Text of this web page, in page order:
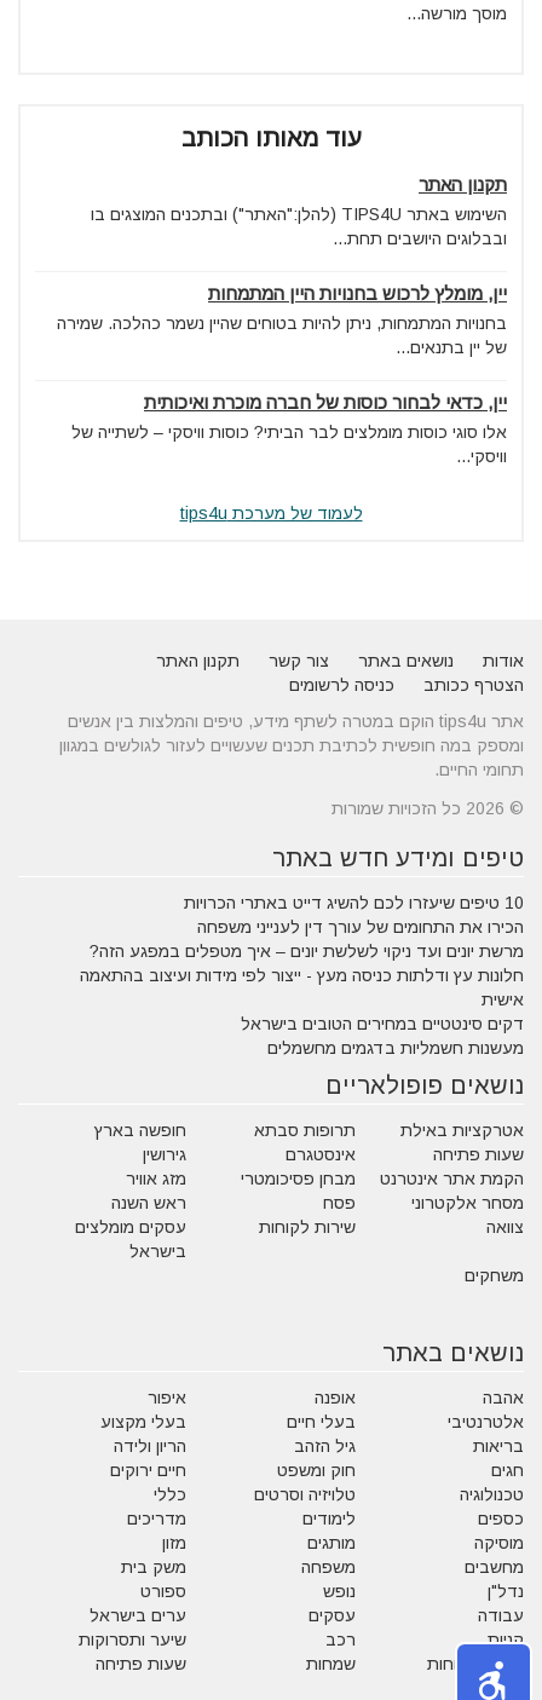
מוסך מורשה...
עוד מאותו הכותב
תקנון האתר
השימוש באתר TIPS4U (להלן:"האתר") ובתכנים המוצגים בו
ובבלוגים היושבים תחת...
יין, מומלץ לרכוש בחנויות היין המתמחות
בחנויות המתמחות, ניתן להיות בטוחים שהיין נשמר כהלכה. שמירה
של יין בתנאים...
יין, כדאי לבחור כוסות של חברה מוכרת ואיכותית
אלו סוגי כוסות מומלצים לבר הביתי? כוסות וויסקי – לשתייה של
וויסקי...
לעמוד של מערכת tips4u
אודות נושאים באתר צור קשר
תקנון האתר
הצטרף ככותב
כניסה לרשומים
אתר tips4u הוקם במטרה לשתף מידע, טיפים והמלצות בין אנשים
ומספק במה חופשית לכתיבת תכנים שעשויים לעזור לגולשים במגוון
תחומי החיים.
© 2026 כל הזכויות שמורות
טיפים ומידע חדש באתר
10 טיפים שיעזרו לכם להשיג דייט באתרי הכרויות
הכירו את התחומים של עורך דין לענייני משפחה
מרשת יונים ועד ניקוי לשלשת יונים – איך מטפלים במפגע הזה?
חלונות עץ ודלתות כניסה מעץ - ייצור לפי מידות ועיצוב בהתאמה
אישית
דקים סינטטיים במחירים הטובים בישראל
מעשנות חשמליות בדגמים מחשמלים
נושאים פופולאריים
אטרקציות באילת תרופות סבתא
חופשה בארץ
שעות פתיחה
אינסטגרם
גירושין
הקמת אתר אינטרנט
מבחן פסיכומטרי
מזג אוויר
מסחר אלקטרוני
פסח
ראש השנה
צוואה
שירות לקוחות
עסקים מומלצים
בישראל
משחקים
נושאים באתר
אהבה אופנה
איפור
אלטרנטיבי
בעלי חיים
בעלי מקצוע
בריאות
גיל הזהב
הריון ולידה
חגים
חוק ומשפט
חיים ירוקים
טכנולוגיה
טלויזיה וסרטים
כללי
כספים
לימודים
מדריכים
מוסיקה
מותגים
מזון
מחשבים
משפחה
משק בית
נדל"ן
נופש
ספורט
עבודה
עסקים
ערים בישראל
קניות
רכב
שיער ותסרוקות
שירות לקוחות
שמחות
שעות פתיחה
תזונה